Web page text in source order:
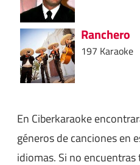
Ranchero
197 Karaoke
En Ciberkaraoke
géneros de canciones en
idiomas. Si no